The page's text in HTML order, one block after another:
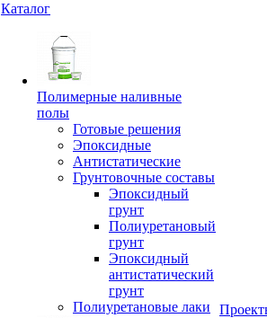
Каталог
Полимерные наливные
полы
Готовые решения
Эпоксидные
Антистатические
Грунтовочные составы
Эпоксидный
грунт
Полиуретановый
грунт
Эпоксидный
антистатический
грунт
Полиуретановые лаки